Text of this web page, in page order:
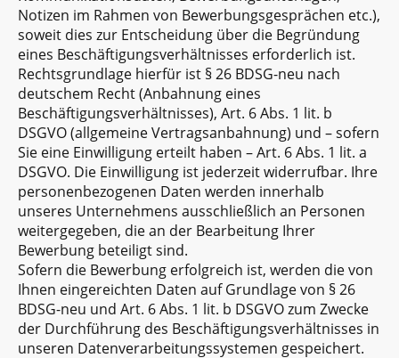
Notizen im Rahmen von Bewerbungsgesprächen etc.),
soweit dies zur Entscheidung über die Begründung
eines Beschäftigungsverhältnisses erforderlich ist.
Rechtsgrundlage hierfür ist § 26 BDSG-neu nach
deutschem Recht (Anbahnung eines
Beschäftigungsverhältnisses), Art. 6 Abs. 1 lit. b
DSGVO (allgemeine Vertragsanbahnung) und – sofern
Sie eine Einwilligung erteilt haben – Art. 6 Abs. 1 lit. a
DSGVO. Die Einwilligung ist jederzeit widerrufbar. Ihre
personenbezogenen Daten werden innerhalb
unseres Unternehmens ausschließlich an Personen
weitergegeben, die an der Bearbeitung Ihrer
Bewerbung beteiligt sind.
Sofern die Bewerbung erfolgreich ist, werden die von
Ihnen eingereichten Daten auf Grundlage von § 26
BDSG-neu und Art. 6 Abs. 1 lit. b DSGVO zum Zwecke
der Durchführung des Beschäftigungsverhältnisses in
unseren Datenverarbeitungssystemen gespeichert.